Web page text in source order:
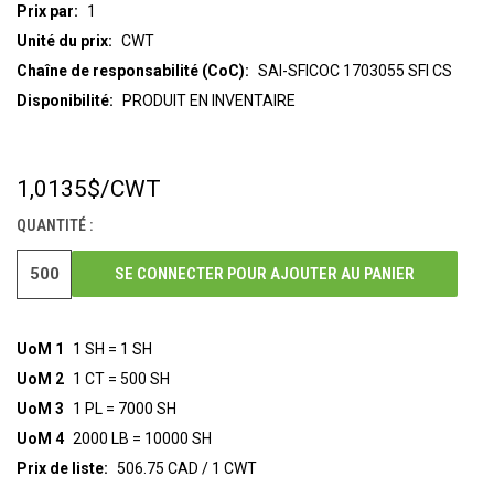
Prix par:
1
Unité du prix: CWT
Chaîne de responsabilité (CoC): SAI-SFICOC 1703055 SFI CS
Disponibilité:
PRODUIT EN INVENTAIRE
STOCK
1,0135$/CWT
QUANTITÉ :
SE CONNECTER POUR AJOUTER AU PANIER
UoM 1
1 SH = 1 SH
UoM 2 1 CT = 500 SH
UoM 3
1 PL = 7000 SH
UoM 4 2000 LB = 10000 SH
Prix de liste: 506.75 CAD / 1 CWT